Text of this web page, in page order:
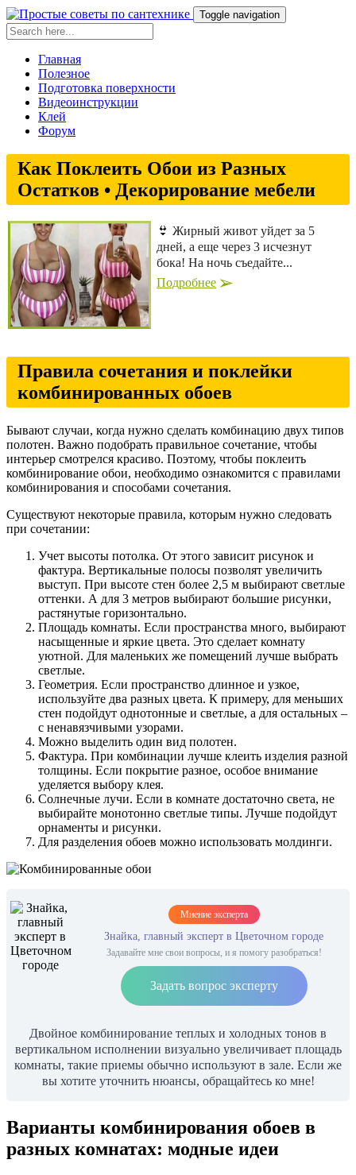
Toggle navigation
Главная
Полезное
Подготовка поверхности
Видеоинструкции
Клей
Форум
Как Поклеить Обои из Разных
Остатков • Декорирование мебели
👙 Жирный живот уйдет за 5
дней, а еще через 3 исчезнут
бока! На ночь съедайте...
Подробнее
Правила сочетания и поклейки
комбинированных обоев
Бывают случаи, когда нужно сделать комбинацию двух типов
полотен. Важно подобрать правильное сочетание, чтобы
интерьер смотрелся красиво. Поэтому, чтобы поклеить
комбинирование обои, необходимо ознакомится с правилами
комбинирования и способами сочетания.
Существуют некоторые правила, которым нужно следовать
при сочетании:
Учет высоты потолка. От этого зависит рисунок и
фактура. Вертикальные полосы позволят увеличить
выступ. При высоте стен более 2,5 м выбирают светлые
оттенки. А для 3 метров выбирают большие рисунки,
растянутые горизонтально.
Площадь комнаты. Если пространства много, выбирают
насыщенные и яркие цвета. Это сделает комнату
уютной. Для маленьких же помещений лучше выбрать
светлые.
Геометрия. Если пространство длинное и узкое,
используйте два разных цвета. К примеру, для меньших
стен подойдут однотонные и светлые, а для остальных –
с ненавязчивыми узорами.
Можно выделить один вид полотен.
Фактура. При комбинации лучше клеить изделия разной
толщины. Если покрытие разное, особое внимание
уделяется выбору клея.
Солнечные лучи. Если в комнате достаточно света, не
выбирайте монотонно светлые типы. Лучше подойдут
орнаменты и рисунки.
Для разделения обоев можно использовать молдинги.
Мнение эксперта
Знайка, главный эксперт в Цветочном городе
Задавайте мне свои вопросы, и я помогу разобраться!
Задать вопрос эксперту
Двойное комбинирование теплых и холодных тонов в
вертикальном исполнении визуально увеличивает площадь
комнаты, такие приемы обычно используют в зале. Если же
вы хотите уточнить нюансы, обращайтесь ко мне!
Варианты комбинирования обоев в
разных комнатах: модные идеи